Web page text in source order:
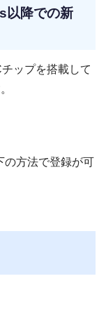
降での新
ップを搭載して
の方法で登録が可